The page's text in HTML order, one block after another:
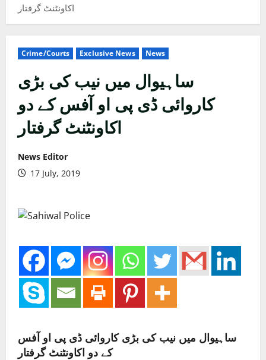
اکاونٹنٹ گرفتار
Crime/Courts Exclusive News News
ساہیوال میں نیب کی بڑی
کاروائی ڈی پی او آفس کے دو
اکاونٹنٹ گرفتار
News Editor
17 July, 2019
ساہیوال میں نیب کی بڑی کاروائی ڈی پی او آفس
کے دو اکاونٹنٹ گرفتار